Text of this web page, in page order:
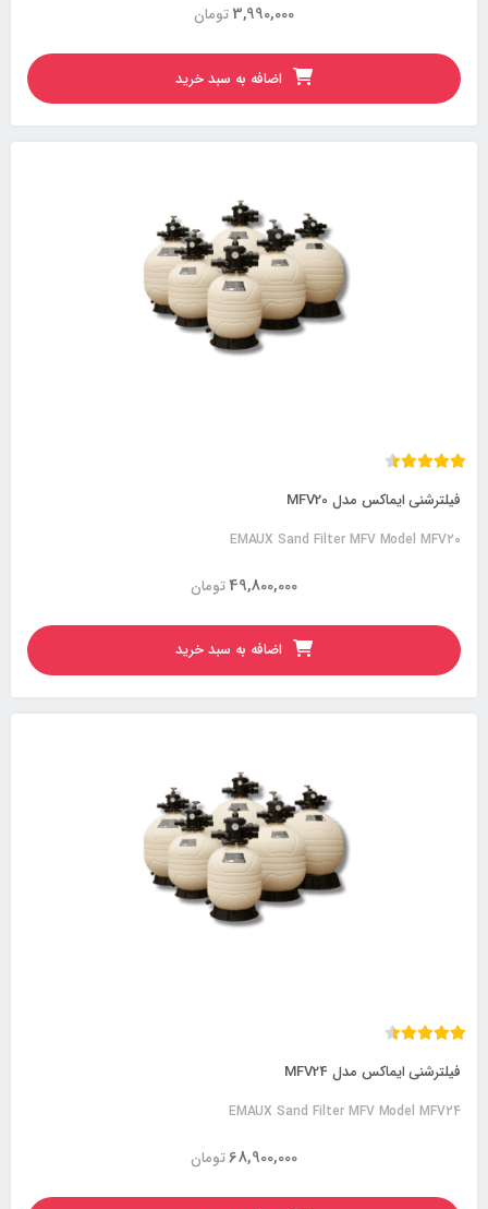
تومان3,990,000
اضافه به سبد خرید
فیلترشنی ایماکس مدل MFV20
EMAUX Sand Filter MFV Model MFV20
تومان49,800,000
اضافه به سبد خرید
فیلترشنی ایماکس مدل MFV24
EMAUX Sand Filter MFV Model MFV24
تومان68,900,000